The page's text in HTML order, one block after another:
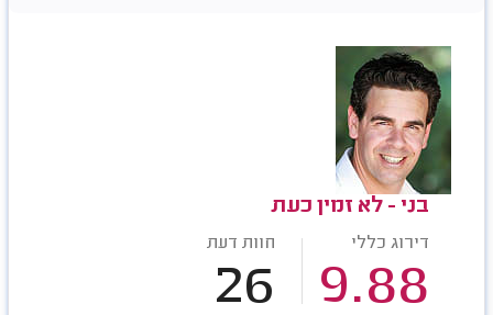
בני - לא זמין כעת
דירוג כללי
9.88
חוות דעת
26